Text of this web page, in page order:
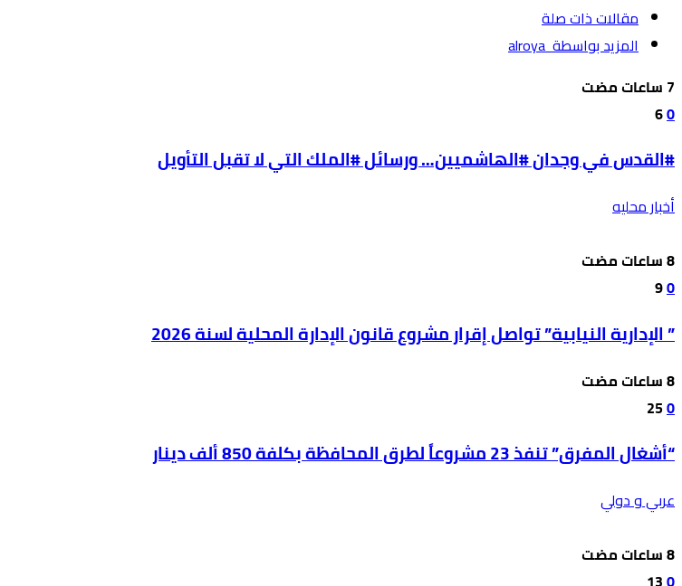
‫مقالات ذات صلة‬
‫‫المزيد بواسطة‬ ‬ alroya
0
6
#القدس في وجدان #الهاشميين… ورسائل #الملك التي لا تقبل التأويل
أخبار محليه
0
9
” الإدارية النيابية” تواصل إقرار مشروع قانون الإدارة المحلية لسنة 2026
0
25
“أشغال المفرق” تنفذ 23 مشروعاً لطرق المحافظة بكلفة 850 ألف دينار
عربي و دولي